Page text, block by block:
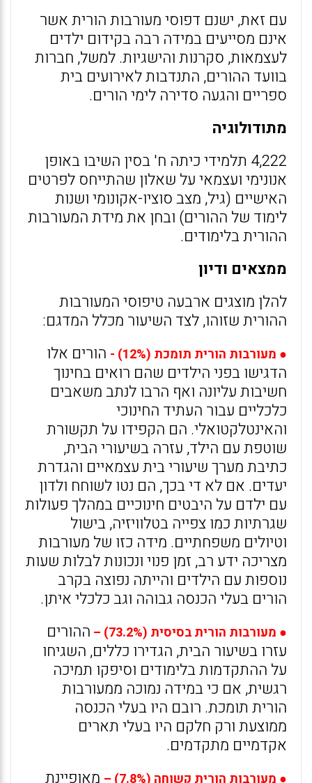
עם זאת, ישנם דפוסי מעורבות הורית אשר
אינם מסייעים במידה רבה בקידום ילדים
לעצמאות, סקרנות והישגיות. למשל, חברות
בוועד ההורים, התנדבות לאירועים בית
ספריים והגעה סדירה לימי הורים.
מתודולוגיה
4,222 תלמידי כיתה ח' בסין השיבו באופן
אנונימי ועצמאי על שאלון שהתייחס לפרטים
האישיים (גיל, מצב סוציו-אקונומי ושנות
לימוד של ההורים) ובחן את מידת המעורבות
ההורית בלימודים.
ממצאים ודיון
להלן מוצגים ארבעה טיפוסי המעורבות
ההורית שזוהו, לצד השיעור מכלל המדגם:
● מעורבות הורית תומכת (12%) -
הורים אלו
הדגישו בפני הילדים שהם רואים בחינוך
חשיבות עליונה ואף הרבו לנתב משאבים
כלכליים עבור העתיד החינוכי
והאינטלקטואלי. הם הקפידו על תקשורת
שוטפת עם הילד, עזרה בשיעורי הבית,
כתיבת מערך שיעורי בית עצמאיים והגדרת
יעדים. אם לא די בכך, הם נטו לשוחח ולדון
עם ילדם על היבטים חינוכיים במהלך פעולות
שגרתיות כמו צפייה בטלוויזיה, בישול
וטיולים משפחתיים. מידה כזו של מעורבות
מצריכה ידע רב, זמן פנוי ונכונות לבלות שעות
נוספות עם הילדים והייתה נפוצה בקרב
הורים בעלי הכנסה גבוהה וגב כלכלי איתן.
● מעורבות הורית בסיסית (73.2%) –
ההורים
עזרו בשיעור הבית, הגדירו כללים, השגיחו
על ההתקדמות בלימודים וסיפקו תמיכה
רגשית, אם כי במידה נמוכה ממעורבות
הורית תומכת. רובם היו בעלי הכנסה
ממוצעת ורק חלקם היו בעלי תארים
אקדמיים מתקדמים.
מאופיינת